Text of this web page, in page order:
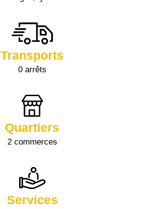
Transports
0 arrêts
Quartiers
2 commerces
Services